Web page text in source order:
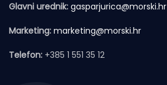
Glavni urednik: gasparjurica@morski.hr
Marketing: marketing@morski.hr
Telefon: +385 1 551 35 12